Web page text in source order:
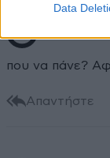
Data
που να πάνε?
Απαντήστε